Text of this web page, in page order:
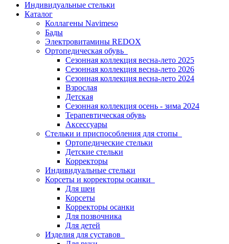
Индивидуальные стельки
Каталог
Коллагены Navimeso
Бады
Электровитамины REDOX
Ортопедическая обувь
Сезонная коллекция весна-лето 2025
Сезонная коллекция весна-лето 2026
Сезонная коллекция весна-лето 2024
Взрослая
Детская
Сезонная коллекция осень - зима 2024
Терапевтическая обувь
Аксессуары
Стельки и приспособления для стопы
Ортопедические стельки
Детские стельки
Корректоры
Индивидуальные стельки
Корсеты и корректоры осанки
Для шеи
Корсеты
Корректоры осанки
Для позвочника
Для детей
Изделия для суставов